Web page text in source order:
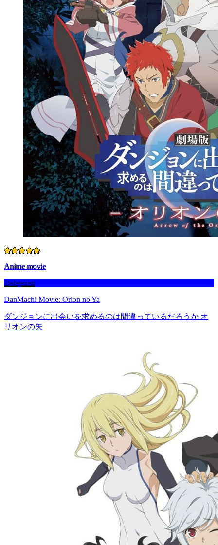
Anime movie
Befejezett
DanMachi Movie: Orion no Ya
ダンジョンに出会いを求めるのは間違っているだろうか オ
リオンの矢